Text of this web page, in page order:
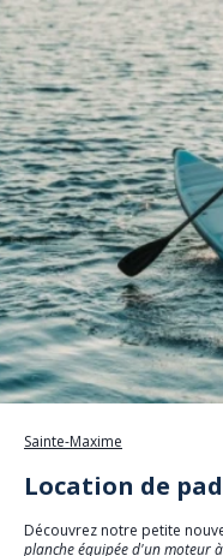
Panneau de gestion des
Sainte-Maxime
Location de
Découvrez notre petite
planche équipée d'un moteur